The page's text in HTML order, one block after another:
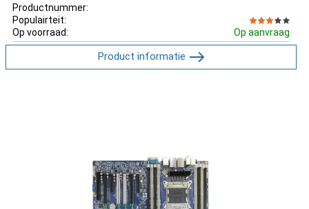
Productnummer:
Populairteit:
Op voorraad:
Op aanvraag
Product informatie